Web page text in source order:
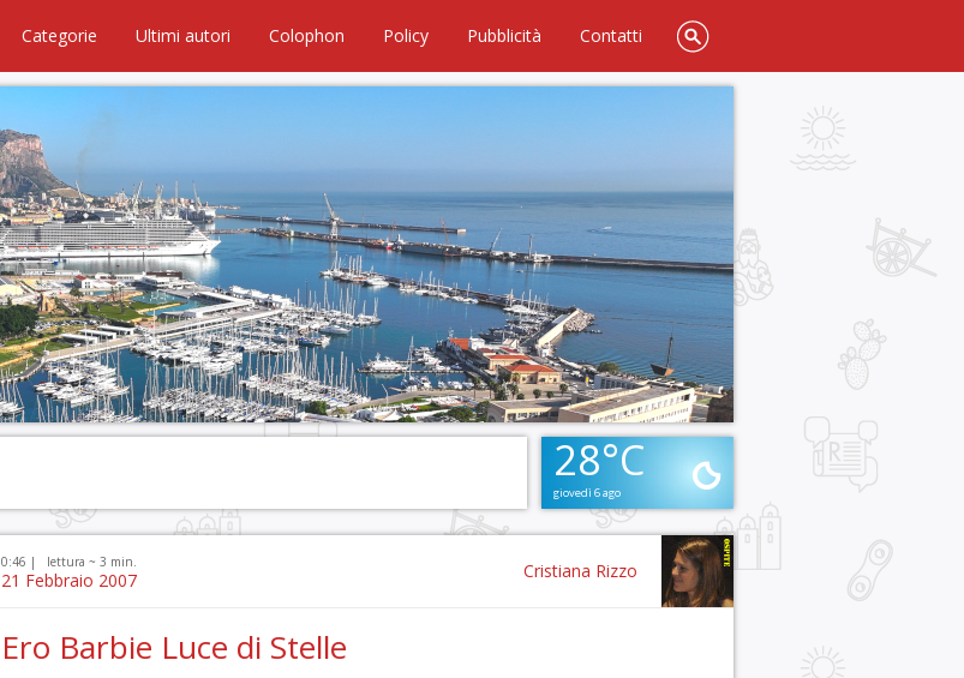
Categorie Ultimi autori Colophon Policy Pubblicità Contatti
28°C
giovedì 6 ago
0:46 | lettura ~ 3 min.
21 Febbraio 2007 Cristiana Rizzo
Ero Barbie Luce di Stelle